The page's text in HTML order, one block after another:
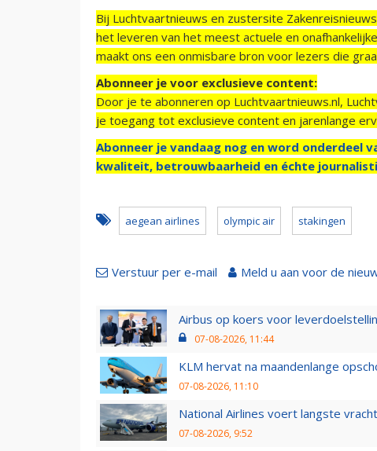
Bij Luchtvaartnieuws en zustersite
het leveren van het meest actuele en
maakt ons een onmisbare bron voor lezers die
Abonneer je voor exclusieve content:
Door je te abonneren op Luchtvaartnieuws.nl,
je toegang tot exclusieve content en jarenlange
Abonneer je vandaag nog en word onderdeel
kwaliteit, betrouwbaarheid en échte
aegean airlines olympic air stakingen
Verstuur per e-mail Meld u aan voor de
Airbus op koers voor
07-08-2026, 11:44
KLM hervat na maandenlange
07-08-2026, 11:10
National Airlines voert langste
07-08-2026, 9:52